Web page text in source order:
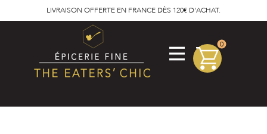
LIVRAISON OFFERTE EN FRANCE DÈS 120€ D'ACHAT.
0